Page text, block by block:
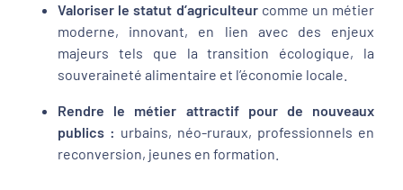
Valoriser le statut d’agriculteurcomme un métier
moderne, innovant, en lien avec des enjeux
majeurs tels que la transition écologique, la
souveraineté alimentaire et l’économie locale.
Rendre le métier attractif pour de nouveaux
publics : urbains, néo-ruraux, professionnels en
reconversion, jeunes en formation.